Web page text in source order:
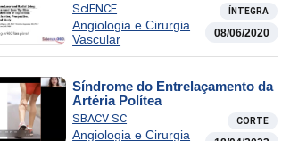
ScIENCE ÍNTEGRA
Angiologia e Cirurgia
Vascular
08/06/2020
Síndrome do Entrelaçamento da
Artéria Polítea
SBACV SC CORTE
Angiologia e Cirurgia